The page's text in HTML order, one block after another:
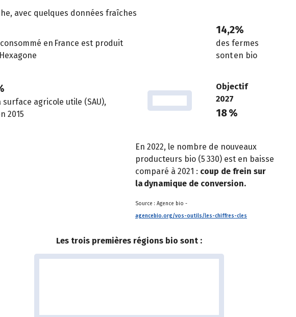
avec quelques données fraîches
en France est produit
14,2%
des fermes
sont en bio
surface agricole utile (SAU),
2015
Objectif
2027
18 %
En 2022, le nombre de nouveaux
producteurs bio (5 330) est en baisse
comparé à 2021 : coup de frein sur
la dynamique de conversion.
Source : Agence bio -
agencebio.org/vos-outils/les-chiffres-cles
Les trois premières régions bio sont :